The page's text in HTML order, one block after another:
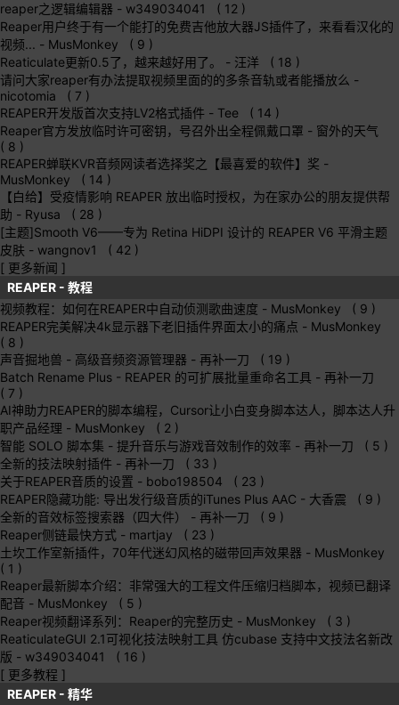
reaper之逻辑编辑器 - w349034041 ( 12 )
Reaper用户终于有一个能打的免费吉他放大器JS插件了，来看看汉化的
视频... - MusMonkey ( 9 )
Reaticulate更新0.5了，越来越好用了。
- 汪洋 ( 18 )
请问大家reaper有办法提取视频里面的的多条音轨或者能播放么 -
nicotomia ( 7 )
REAPER开发版首次支持LV2格式插件 - Tee ( 14 )
Reaper官方发放临时许可密钥，号召外出全程佩戴口罩 - 窗外的天气
( 8 )
REAPER蝉联KVR音频网读者选择奖之【最喜爱的软件】奖 -
MusMonkey ( 14 )
【白给】受疫情影响 REAPER 放出临时授权，为在家办公的朋友提供帮
助 - Ryusa ( 28 )
[主题]Smooth V6——专为 Retina HiDPI 设计的 REAPER V6 平滑主题
皮肤 - wangnov1 ( 42 )
[ 更多新闻 ]
REAPER - 教程
视频教程：如何在REAPER中自动侦测歌曲速度 - MusMonkey ( 9 )
REAPER完美解决4k显示器下老旧插件界面太小的痛点 - MusMonkey
( 8 )
声音掘地兽 - 高级音频资源管理器 - 再补一刀 ( 19 )
Batch Rename Plus - REAPER 的可扩展批量重命名工具 - 再补一刀
( 7 )
AI神助力REAPER的脚本编程，Cursor让小白变身脚本达人，脚本达人升
职产品经理 - MusMonkey ( 2 )
智能 SOLO 脚本集 - 提升音乐与游戏音效制作的效率 - 再补一刀 ( 5 )
全新的技法映射插件 - 再补一刀 ( 33 )
关于REAPER音质的设置 - bobo198504 ( 23 )
REAPER隐藏功能: 导出发行级音质的iTunes Plus AAC - 大香震 ( 9 )
全新的音效标签搜索器（四大件）
- 再补一刀 ( 9 )
Reaper侧链最快方式 - martjay ( 23 )
土坎工作室新插件，70年代迷幻风格的磁带回声效果器 - MusMonkey
( 1 )
Reaper最新脚本介绍：非常强大的工程文件压缩归档脚本，视频已翻译
配音 - MusMonkey ( 5 )
Reaper视频翻译系列：Reaper的完整历史 - MusMonkey ( 3 )
ReaticulateGUI 2.1可视化技法映射工具 仿cubase 支持中文技法名新改
版 - w349034041 ( 16 )
[ 更多教程 ]
REAPER - 精华